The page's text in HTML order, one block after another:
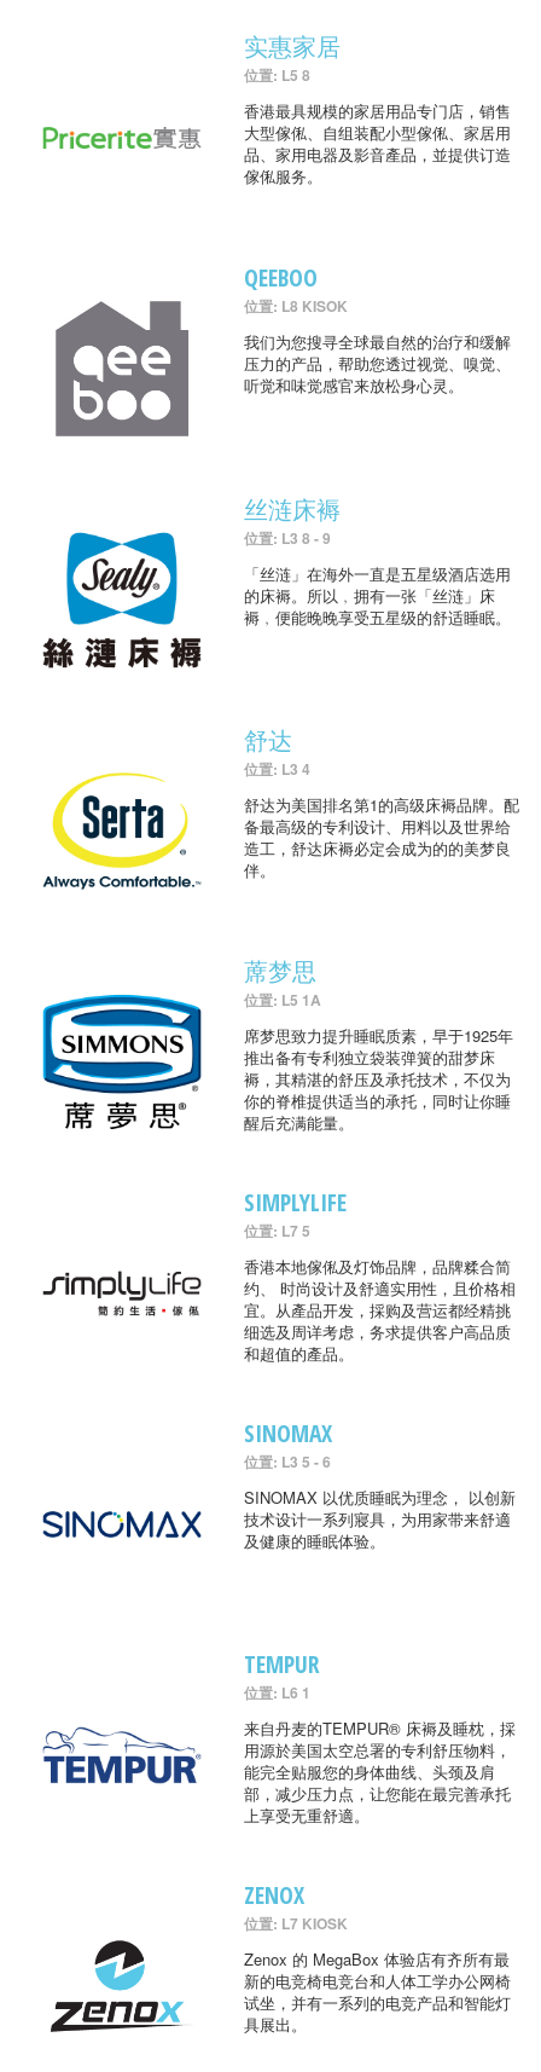
实惠家居
位置: L5 8
香港最具规模的家居用品专门店，销售
大型傢俬、自组装配小型傢俬、家居用
品、家用电器及影音產品，並提供订造
傢俬服务。
QEEBOO
位置: L8 KISOK
我们为您搜寻全球最自然的治疗和缓解
压力的产品，帮助您透过视觉、嗅觉、
听觉和味觉感官来放松身心灵。
丝涟床褥
位置: L3 8 - 9
「丝涟」在海外一直是五星级酒店选用
的床褥。所以﹐拥有一张「丝涟」床
褥﹐便能晚晚享受五星级的舒适睡眠。
舒达
位置: L3 4
舒达为美国排名第1的高级床褥品牌。配
备最高级的专利设计、用料以及世界给
造工，舒达床褥必定会成为的的美梦良
伴。
蓆梦思
位置: L5 1A
席梦思致力提升睡眠质素，早于1925年
推出备有专利独立袋装弹簧的甜梦床
褥，其精湛的舒压及承托技术，不仅为
你的脊椎提供适当的承托，同时让你睡
醒后充满能量。
SIMPLYLIFE
位置: L7 5
香港本地傢俬及灯饰品牌，品牌糅合简
约、 时尚设计及舒適实用性，且价格相
宜。从產品开发，採购及营运都经精挑
细选及周详考虑，务求提供客户高品质
和超值的產品。
SINOMAX
位置: L3 5 - 6
SINOMAX 以优质睡眠为理念， 以创新
技术设计一系列寢具，为用家带来舒適
及健康的睡眠体验。
TEMPUR
位置: L6 1
来自丹麦的TEMPUR® 床褥及睡枕，採
用源於美国太空总署的专利舒压物料，
能完全贴服您的身体曲线、头颈及肩
部，减少压力点，让您能在最完善承托
上享受无重舒適。
ZENOX
位置: L7 KIOSK
Zenox 的 MegaBox 体验店有齐所有最
新的电竞椅电竞台和人体工学办公网椅
试坐，并有一系列的电竞产品和智能灯
具展出。